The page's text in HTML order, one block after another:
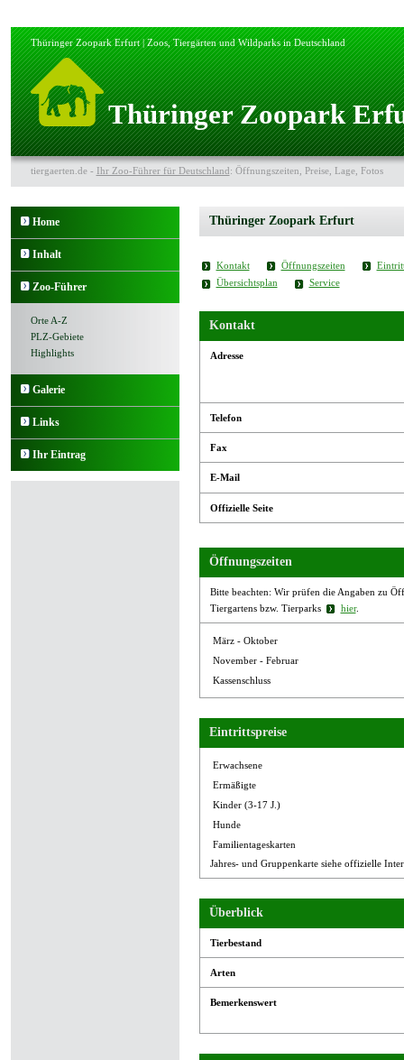
Thüringer Zoopark Erfurt | Zoos, Tiergärten und Wildparks in Deutschland
Thüringer Zoopark
tiergaerten.de - Ihr Zoo-Führer für Deutschland: Öffnungszeiten, Preise, Lage, Fotos
Home
Inhalt
Zoo-Führer
Orte A-Z
PLZ-Gebiete
Highlights
Galerie
Links
Ihr Eintrag
Thüringer Zoopark Erfurt
Kontakt Öffnungszeiten
Übersichtsplan
Service
Kontakt
Adresse
Telefon
Fax
E-Mail
Offizielle Seite
Öffnungszeiten
Bitte beachten: Wir prüfen die Angaben zu
Tiergartens bzw. Tierparks
hier.
März - Oktober
November - Februar
Kassenschluss
Eintrittspreise
Erwachsene
Ermäßigte
Kinder (3-17 J.)
Hunde
Familientageskarten
Jahres- und Gruppenkarte siehe offizielle
Überblick
Tierbestand
Arten
Bemerkenswert